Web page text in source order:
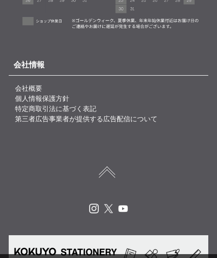
会社情報
会社概要
個人情報保護方針
特定商取引法に基づく表記
第三者広告事業者が提供する広告配信について